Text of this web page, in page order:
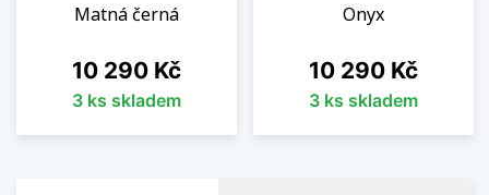
Matná černá
Cena
10 290 Kč
3 ks skladem
Onyx
Cena
10 290 Kč
3 ks skladem